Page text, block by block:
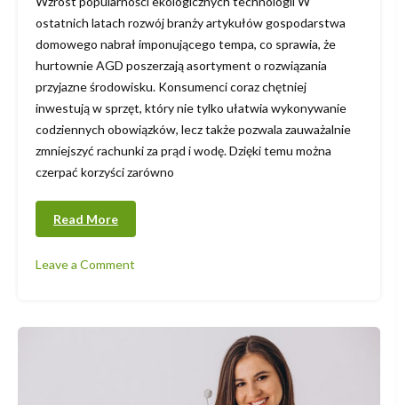
ostatnich latach rozwój branży artykułów gospodarstwa
domowego nabrał imponującego tempa, co sprawia, że
hurtownie AGD poszerzają asortyment o rozwiązania
przyjazne środowisku. Konsumenci coraz chętniej
inwestują w sprzęt, który nie tylko ułatwia wykonywanie
codziennych obowiązków, lecz także pozwala zauważalnie
zmniejszyć rachunki za prąd i wodę. Dzięki temu można
czerpać korzyści zarówno
Read More
Leave a Comment